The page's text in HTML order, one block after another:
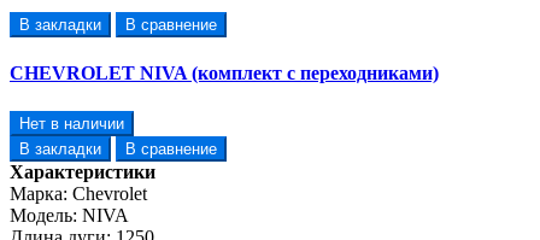
В закладки В сравнение
CHEVROLET NIVA (комплект с переходниками)
Нет в наличии
В закладки
В сравнение
Характеристики
Марка: Chevrolet
Модель: NIVA